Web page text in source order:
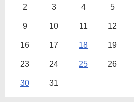
2 3 4 5
9 10 11 12
16 17 18 19
23 24 25 26
30 31